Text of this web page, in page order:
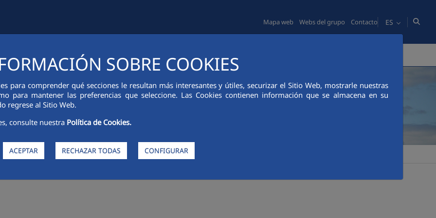
SOBRE COOKIES
para comprender qué secciones le resultan más interesantes y útiles, securizar el Sitio Web, mostrarle nuestras
para mantener las preferencias que seleccione. Las Cookies contienen información que se almacena en su
regrese al Sitio Web.
consulte nuestra Política de Cookies.
ACEPTAR RECHAZAR TODAS CONFIGURAR
Mapa web Webs del grupo Contacto ES
INNOVACIÓN